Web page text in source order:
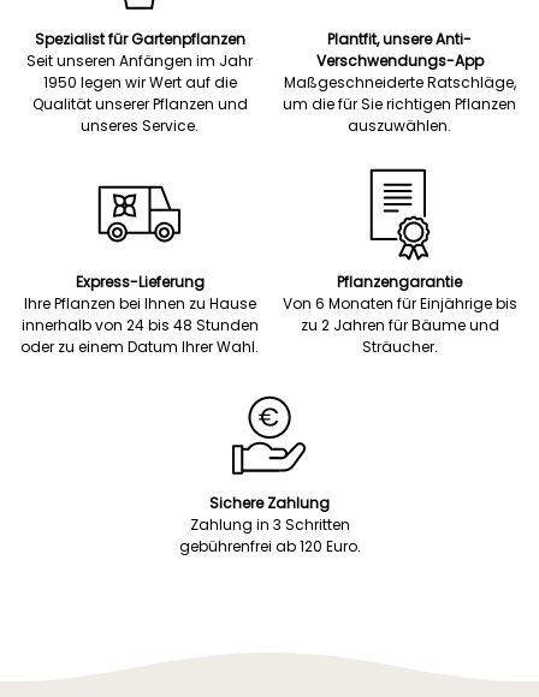
Spezialist für Gartenpflanzen
Seit unseren Anfängen im Jahr
1950 legen wir Wert auf die
Qualität unserer Pflanzen und
unseres Service.
Plantfit, unsere Anti-
Verschwendungs-App
Maßgeschneiderte Ratschläge,
um die für Sie richtigen Pflanzen
auszuwählen.
Express-Lieferung
Ihre Pflanzen bei Ihnen zu Hause
innerhalb von 24 bis 48 Stunden
oder zu einem Datum Ihrer Wahl.
Pflanzengarantie
Von 6 Monaten für Einjährige bis
zu 2 Jahren für Bäume und
Sträucher.
Sichere Zahlung
Zahlung in 3 Schritten
gebührenfrei ab 120 Euro.